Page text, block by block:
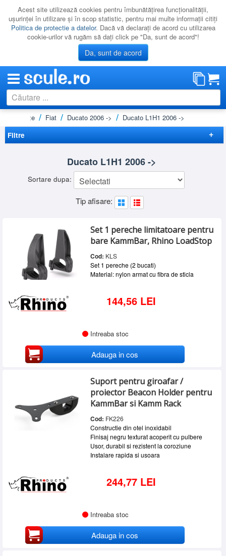
Acest site utilizează cookies pentru îmbunătăţirea funcţionalităţii,
uşurinţei în utilizare şi în scop statistic, pentru mai multe informaţii citiţi
Politica de protectie a datelor. Dacă vă declaraţi de acord cu utilizarea
cookie-urilor vă rugăm să daţi click pe "Da, sunt de acord"!
Da, sunt de acord
CATEGORII
PROMOTII
LICHIDARE
SERVICE
INCHIRIERI
BLOG
AUTENTIFICARE
microbuze Fiat Ducato 2006 ->
Ducato L1H1 2006 ->
Filtre
Ducato L1H1 2006 ->
Sortare dupa:
Tip afisare:
Set 1 pereche limitatoare pentru
bare KammBar, Rhino LoadStop
Cod: KLS
Set 1 pereche (2 bucati)
Material: nylon armat cu fibra de sticla
144,56 LEI
Intreaba stoc
Adauga in cos
Suport pentru giroafar /
proiector Beacon Holder pentru
KammBar si Kamm Rack
Cod: FK226
Constructie din otel inoxidabil
Finisaj negru texturat acoperit cu pulbere
Usor, durabil si rezistent la coroziune
Instalare rapida si usoara
244,77 LEI
Intreaba stoc
Adauga in cos